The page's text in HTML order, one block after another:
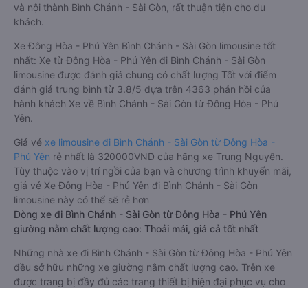
và nội thành Bình Chánh - Sài Gòn, rất thuận tiện cho du
khách.
Xe Đông Hòa - Phú Yên Bình Chánh - Sài Gòn limousine tốt
nhất: Xe từ Đông Hòa - Phú Yên đi Bình Chánh - Sài Gòn
limousine được đánh giá chung có chất lượng Tốt với điểm
đánh giá trung bình từ 3.8/5 dựa trên 4363 phản hồi của
hành khách Xe về Bình Chánh - Sài Gòn từ Đông Hòa - Phú
Yên.
Giá vé xe limousine đi Bình Chánh - Sài Gòn từ Đông Hòa -
Phú Yên rẻ nhất là 320000VND của hãng xe Trung Nguyên.
Tùy thuộc vào vị trí ngồi của bạn và chương trình khuyến mãi,
giá vé Xe Đông Hòa - Phú Yên đi Bình Chánh - Sài Gòn
limousine này có thể sẽ rẻ hơn
Dòng xe đi Bình Chánh - Sài Gòn từ Đông Hòa - Phú Yên
giường nằm chất lượng cao: Thoải mái, giá cả tốt nhất
Những nhà xe đi Bình Chánh - Sài Gòn từ Đông Hòa - Phú Yên
đều sở hữu những xe giường nằm chất lượng cao. Trên xe
được trang bị đầy đủ các trang thiết bị hiện đại phục vụ cho